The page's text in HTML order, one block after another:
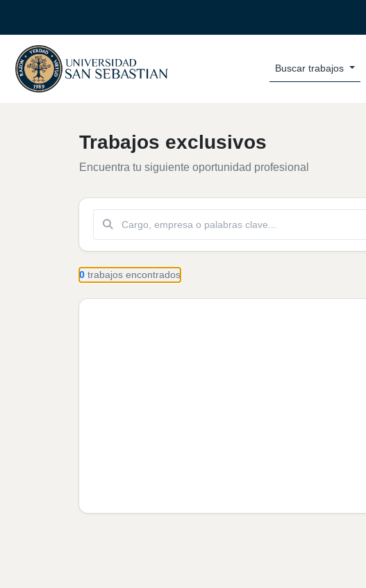
Buscar trabajos
Trabajos exclusivos
Encuentra tu siguiente oportunidad profesional
Buscar
0 trabajos encontrados